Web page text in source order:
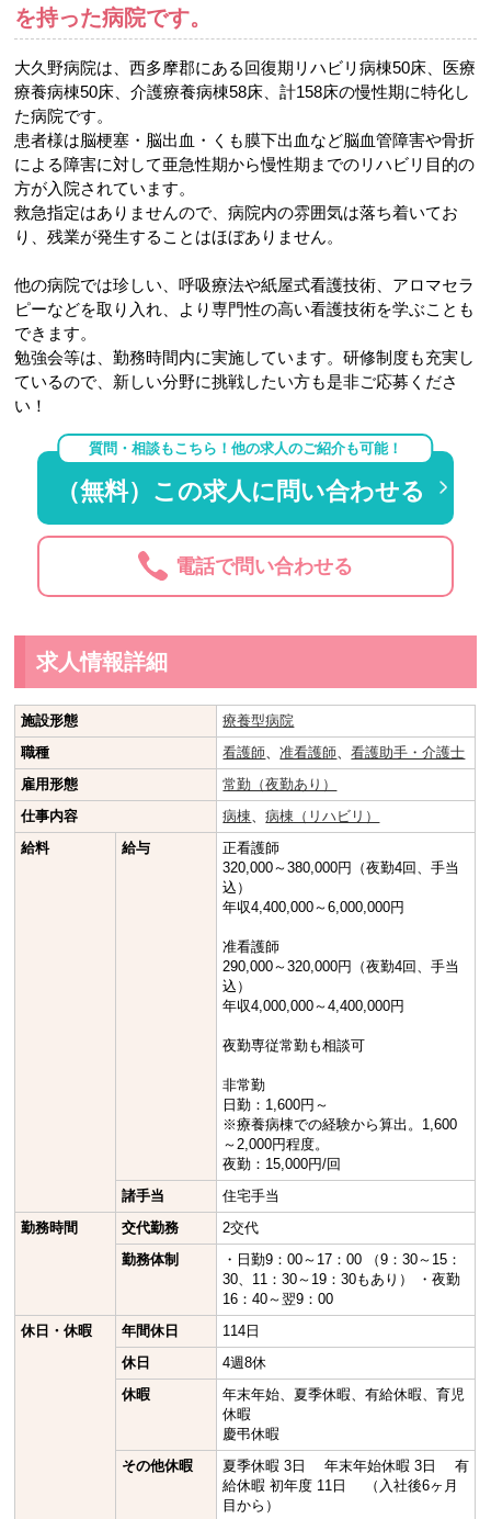
を持った病院です。
大久野病院は、西多摩郡にある回復期リハビリ病棟50床、医療
療養病棟50床、介護療養病棟58床、計158床の慢性期に特化し
た病院です。
患者様は脳梗塞・脳出血・くも膜下出血など脳血管障害や骨折
による障害に対して亜急性期から慢性期までのリハビリ目的の
方が入院されています。
救急指定はありませんので、病院内の雰囲気は落ち着いてお
り、残業が発生することはほぼありません。
他の病院では珍しい、呼吸療法や紙屋式看護技術、アロマセラ
ピーなどを取り入れ、より専門性の高い看護技術を学ぶことも
できます。
勉強会等は、勤務時間内に実施しています。研修制度も充実し
ているので、新しい分野に挑戦したい方も是非ご応募くださ
い！
質問・相談もこちら！他の求人のご紹介も可能！
（無料）この求人に問い合わせる
電話で問い合わせる
求人情報詳細
施設形態
療養型病院
職種
看護師 、准看護師 、看護助手・介護士
雇用形態
常勤（夜勤あり）
仕事内容
病棟 、病棟（リハビリ）
給料
給与
正看護師
320,000～380,000円（夜勤4回、手当
込）
年収4,400,000～6,000,000円
准看護師
290,000～320,000円（夜勤4回、手当
込）
年収4,000,000～4,400,000円
夜勤専従常勤も相談可
非常勤
日勤：1,600円～
※療養病棟での経験から算出。1,600
～2,000円程度。
夜勤：15,000円/回
諸手当
住宅手当
勤務時間
交代勤務
2交代
勤務体制
・日勤9：00～17：00 （9：30～15：
30、11：30～19：30もあり） ・夜勤
16：40～翌9：00
休日・休暇
年間休日
114日
休日
4週8休
休暇
年末年始、夏季休暇、有給休暇、育児
休暇
慶弔休暇
その他休暇
夏季休暇 3日 年末年始休暇 3日 有
給休暇 初年度 11日 （入社後6ヶ月
目から）